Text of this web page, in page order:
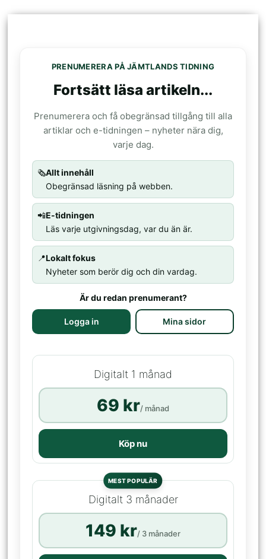
PRENUMERERA PÅ JÄMTLANDS TIDNING
Fortsätt läsa artikeln...
Prenumerera och få obegränsad tillgång till alla
artiklar och e-tidningen – nyheter nära dig,
varje dag.
🗞️Allt innehåll
Obegränsad läsning på webben.
📲E-tidningen
Läs varje utgivningsdag, var du än är.
📍Lokalt fokus
Nyheter som berör dig och din vardag.
Är du redan prenumerant?
Logga in Mina sidor
Digitalt 1 månad
69 kr/ månad
Köp nu
MEST POPULÄR
Digitalt 3 månader
149 kr/ 3 månader